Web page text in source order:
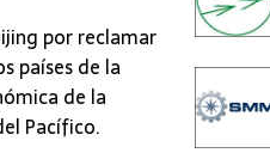
por reclamar
países de la
de la
Pacífico.